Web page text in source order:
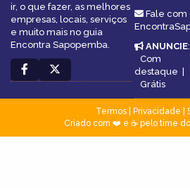
ir, o que fazer, as melhores
empresas, locais, serviços
e muito mais no guia
Encontra Sapopemba.
Fale com
ANUNCIE:
Com
destaque |
Grátis
Termos| Privacidade
Criado com ❤️ e ☕ pelo time